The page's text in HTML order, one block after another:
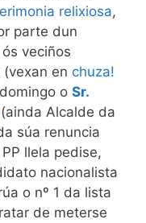
relixiosa,
parte dun
veciños
en chuza!
o Sr.
(ainda Alcalde da
súa renuncia
llela pedise,
nacionalista
o nº 1 da lista
de meterse